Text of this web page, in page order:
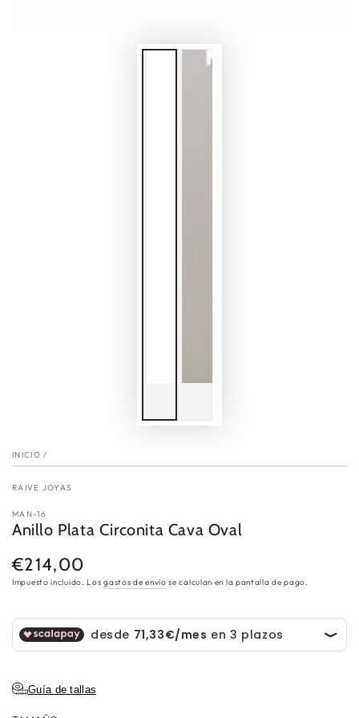
INICIO /
RAIVE JOYAS
MAN-16
Anillo Plata Circonita Cava Oval
Precio
regular
€214,00
Impuesto incluido. Losgastos de envío se calculan en la pantalla de pago.
Guía de tallas